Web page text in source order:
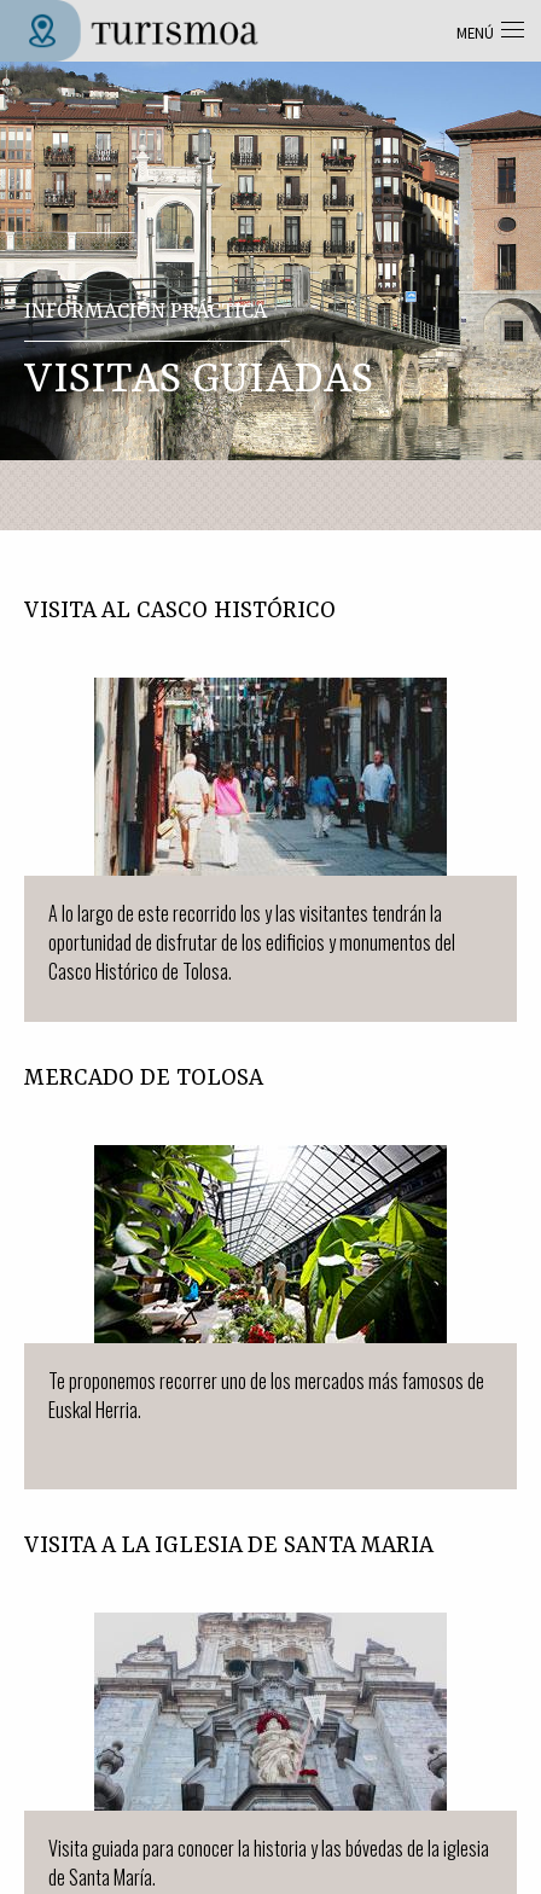
Pasar al contenido principal
Tolosa Turismoa
INFORMACIÓN PRÁCTICA
VISITAS GUIADAS
VISITA AL CASCO HISTÓRICO
A lo largo de este recorrido los y las visitantes tendrán la
oportunidad de disfrutar de los edificios y monumentos del
Casco Histórico de Tolosa.
MERCADO DE TOLOSA
Te proponemos recorrer uno de los mercados más famosos de
Euskal Herria.
VISITA A LA IGLESIA DE SANTA MARIA
Visita guiada para conocer la historia y las bóvedas de la iglesia
de Santa María.
MENÚ